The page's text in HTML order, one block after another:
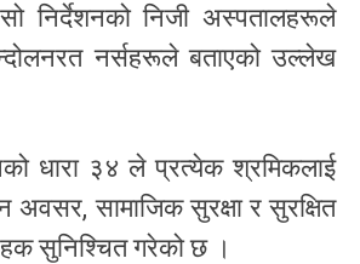
निर्देशनको निजी अस्पतालहरूले
नर्सहरूले बताएको उल्लेख
धारा ३४ ले प्रत्येक श्रमिकलाई
सामाजिक सुरक्षा र सुरक्षित
हक सुनिश्चित गरेको छ ।